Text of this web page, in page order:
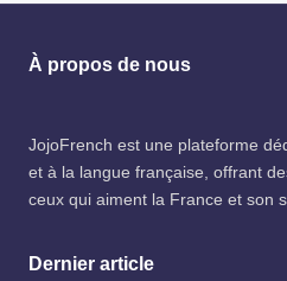
À propos de nous
JojoFrench est une plateforme
et à la langue française, offrant
ceux qui aiment la France et son
Dernier article